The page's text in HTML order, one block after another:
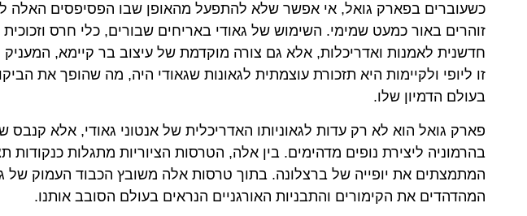
כשעוברים בפארק גואל, אי אפשר שלא להתפעל מהאופן שבו הפסיפסים האלה
זוהרים באור כמעט שמימי. השימוש של גאודי באריחים שבורים, כלי חרס
חדשנית לאמנות ואדריכלות, אלא גם צורה מוקדמת של עיצוב בר קיימא,
זו ליופי ולקיימות היא תזכורת עוצמתית לגאונות שגאודי היה, מה שהופך את
בעולם הדמיון שלו.
פארק גואל הוא לא רק עדות לגאוניותו האדריכלית של אנטוני גאודי, אלא
בהרמוניה ליצירת נופים מדהימים. בין אלה, הטרסות הציוריות מתגלות כנקודות
המתמצתים את יופייה של ברצלונה. בתוך טרסות אלה משובץ הכבוד העמוק של
המהדהדים את הקימורים והתבניות האורגניים הנראים בעולם הסובב אותנו.